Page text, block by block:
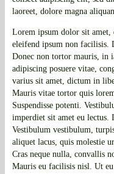
laoreet, dolore magna
Lorem ipsum dolor sit amet,
eleifend ipsum non facilisis.
Donec non tortor mauris, in
adipiscing posuere vitae,
varius sit amet, dictum in
Mauris vitae tortor quis
Suspendisse potenti.
imperdiet sit amet eu lectus.
Vestibulum vestibulum,
aliquet lacus, quis molestie
Cras neque nulla, convallis
Mauris eu facilisis nisl. Ut